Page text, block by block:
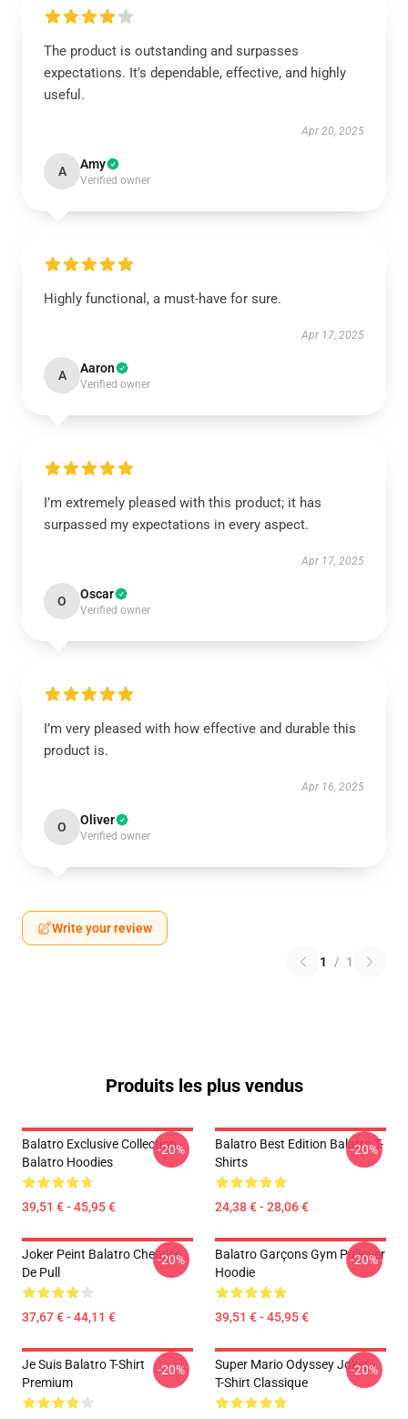
The product is outstanding and surpasses
expectations. It's dependable, effective, and highly
useful.
Apr 20, 2025
A Amy
Verified owner
Highly functional, a must-have for sure.
Apr 17, 2025
A Aaron
Verified owner
I’m extremely pleased with this product; it has
surpassed my expectations in every aspect.
Apr 17, 2025
O Oscar
Verified owner
I’m very pleased with how effective and durable this
product is.
Apr 16, 2025
O Oliver
Verified owner
Write your review
1 / 1
Produits les plus vendus
Balatro Exclusive Collection
Balatro Hoodies
39,51 € - 45,95 €
-20%
Balatro Best Edition Balatro T-
Shirts
24,38 € - 28,06 €
-20%
Joker Peint Balatro Chemise
De Pull
37,67 € - 44,11 €
-20%
Balatro Garçons Gym Pullover
Hoodie
39,51 € - 45,95 €
-20%
Je Suis Balatro T-Shirt
Premium
-20%
Super Mario Odyssey Joker -
T-Shirt Classique
-20%